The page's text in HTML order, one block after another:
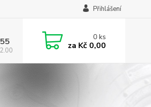
Přihlášení
0ks
za Kč 0,00